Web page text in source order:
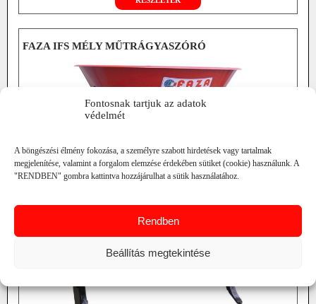
Fontosnak tartjuk az adatok
védelmét
A böngészési élmény fokozása, a személyre szabott hirdetések vagy tartalmak
megjelenítése, valamint a forgalom elemzése érdekében sütiket (cookie) használunk. A
"RENDBEN" gombra kattintva hozzájárulhat a sütik használatához.
Rendben
Beállítás megtekintése
FAZA IFS MÉLY MŰTRÁGYASZÓRÓ